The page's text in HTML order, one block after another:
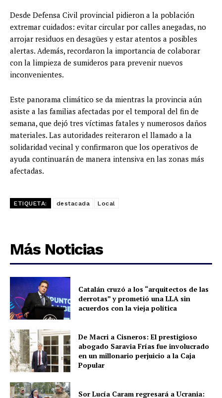
Desde Defensa Civil provincial pidieron a la población
extremar cuidados: evitar circular por calles anegadas, no
arrojar residuos en desagües y estar atentos a posibles
alertas. Además, recordaron la importancia de colaborar
con la limpieza de sumideros para prevenir nuevos
inconvenientes.
Este panorama climático se da mientras la provincia aún
asiste a las familias afectadas por el temporal del fin de
semana, que dejó tres víctimas fatales y numerosos daños
materiales. Las autoridades reiteraron el llamado a la
solidaridad vecinal y confirmaron que los operativos de
ayuda continuarán de manera intensiva en las zonas más
afectadas.
ETIQUETA: destacada Local
Más Noticias
Catalán cruzó a los “arquitectos de las
derrotas” y prometió una LLA sin
acuerdos con la vieja política
De Macri a Cisneros: El prestigioso
abogado Saravia Frías fue involucrado
en un millonario perjuicio a la Caja
Popular
Sor Lucía Caram regresará a Ucrania: